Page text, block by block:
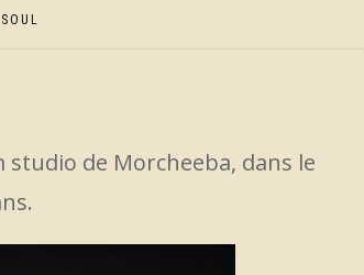
SOUL
studio de Morcheeba, dans le